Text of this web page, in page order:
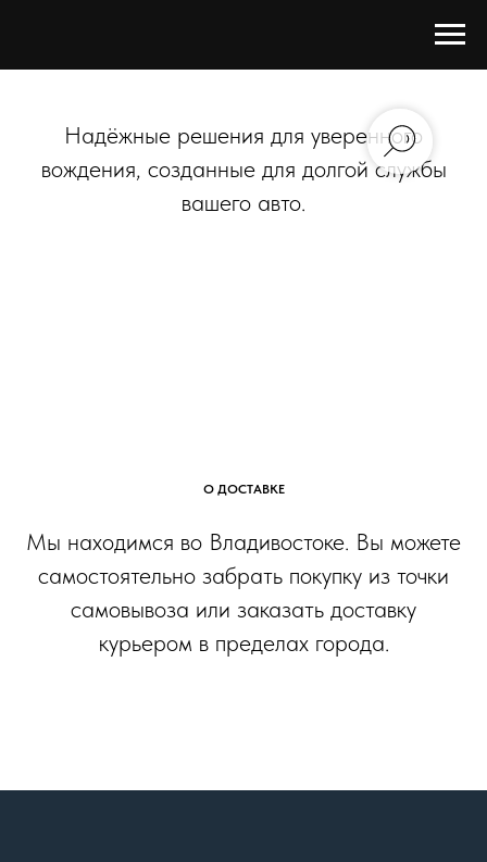
Надёжные решения для уверенного
вождения, созданные для долгой службы
вашего авто.
О ДОСТАВКЕ
Мы находимся во Владивостоке. Вы можете
самостоятельно забрать покупку из точки
самовывоза или заказать доставку
курьером в пределах города.